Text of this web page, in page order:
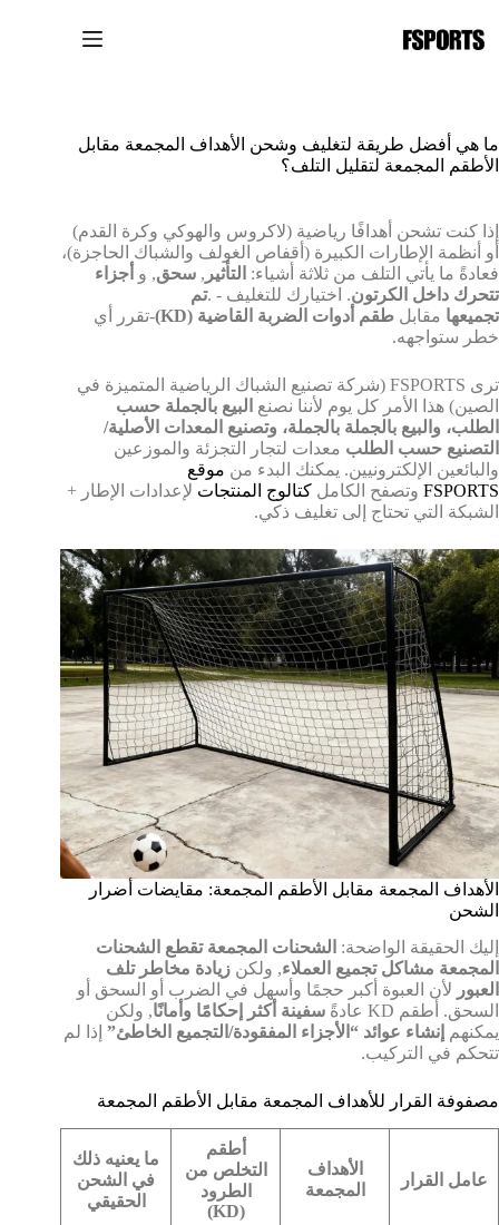
إلى
المحتوى
ما هي أفضل طريقة لتغليف وشحن الأهداف المجمعة مقابل
الأطقم المجمعة لتقليل التلف؟
إذا كنت تشحن أهدافًا رياضية (لاكروس والهوكي وكرة القدم)
أو أنظمة الإطارات الكبيرة (أقفاص الغولف والشباك الحاجزة)،
فعادةً ما يأتي التلف من ثلاثة أشياء: التأثير , سحق, و أجزاء
تتحرك داخل الكرتون. اختيارك للتغليف - .تم
تجميعها مقابل طقم أدوات الضربة القاضية (KD)
-تقرر أي
خطر ستواجهه.
ترى FSPORTS (شركة تصنيع الشباك الرياضية المتميزة في
الصين) هذا الأمر كل يوم لأننا نصنع البيع بالجملة حسب
الطلب، والبيع بالجملة بالجملة، وتصنيع المعدات الأصلية/
التصنيع حسب الطلب معدات لتجار التجزئة والموزعين
والبائعين الإلكترونيين. يمكنك البدء من موقع
FSPORTS وتصفح الكامل كتالوج المنتجات لإعدادات الإطار +
الشبكة التي تحتاج إلى تغليف ذكي.
الأهداف المجمعة مقابل الأطقم المجمعة: مقايضات أضرار
الشحن
إليك الحقيقة الواضحة: الشحنات المجمعة تقطع الشحنات
المجمعة مشاكل تجميع العملاء, ولكن زيادة مخاطر تلف
العبور لأن العبوة أكبر حجمًا وأسهل في الضرب أو السحق أو
السحق. أطقم KD عادةً
سفينة أكثر إحكامًا وأمانًا, ولكن
يمكنهم إنشاء عوائد “الأجزاء المفقودة/التجميع الخاطئ” إذا لم
تتحكم في التركيب.
مصفوفة القرار للأهداف المجمعة مقابل الأطقم المجمعة
عامل القرار
الأهداف
المجمعة
أطقم
التخلص من
الطرود
(KD)
ما يعنيه ذلك
في الشحن
الحقيقي